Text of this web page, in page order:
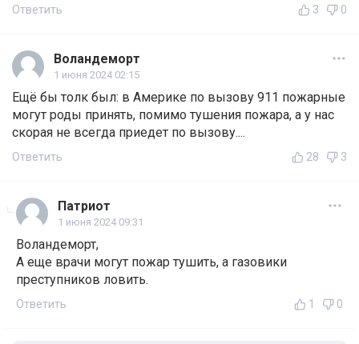
Ответить 3 0
Воландеморт
1 июня 2024 02:15
Ещё бы толк был: в Америке по вызову 911 пожарные
могут роды принять, помимо тушения пожара, а у нас
скорая не всегда приедет по вызову....
Ответить 28 3
Патриот
1 июня 2024 09:31
Воландеморт,
А еще врачи могут пожар тушить, а газовики
преступников ловить.
Ответить 1 0